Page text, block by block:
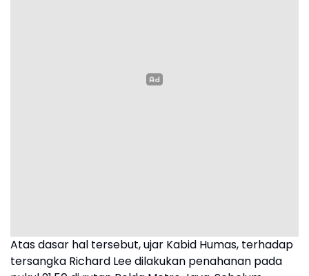
Atas dasar hal tersebut, ujar Kabid Humas, terhadap
tersangka Richard Lee dilakukan penahanan pada